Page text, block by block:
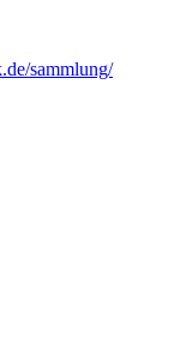
sammlung/